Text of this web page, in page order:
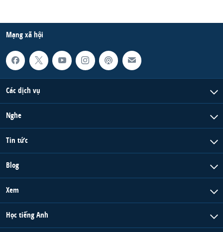
Mạng xã hội
Các dịch vụ
Nghe
Tin tức
Blog
Xem
Học tiếng Anh